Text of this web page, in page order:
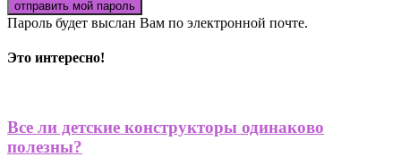
Пароль будет выслан Вам по электронной почте.
Это интересно!
Все ли детские конструкторы одинаково
полезны?